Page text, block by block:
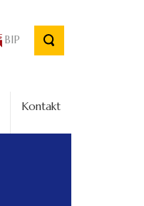
BIP
Kontakt